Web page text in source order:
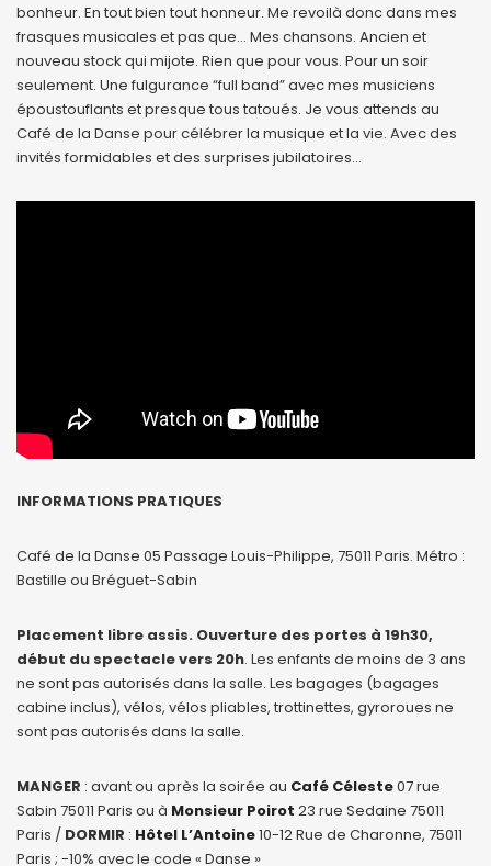
bonheur. En tout bien tout honneur. Me revoilà donc dans mes
frasques musicales et pas que… Mes chansons. Ancien et
nouveau stock qui mijote. Rien que pour vous. Pour un soir
seulement. Une fulgurance “full band” avec mes musiciens
époustouflants et presque tous tatoués. Je vous attends au
Café de la Danse pour célébrer la musique et la vie. Avec des
invités formidables et des surprises jubilatoires…
INFORMATIONS PRATIQUES
Café de la Danse 05 Passage Louis-Philippe, 75011 Paris. Métro :
Bastille ou Bréguet-Sabin
Placement libre assis. Ouverture des portes à 19h30,
début du spectacle vers 20h. Les enfants de moins de 3 ans
ne sont pas autorisés dans la salle. Les bagages (bagages
cabine inclus), vélos, vélos pliables, trottinettes, gyroroues ne
sont pas autorisés dans la salle.
MANGER : avant ou après la soirée au Café Céleste07 rue
Sabin 75011 Paris ou à Monsieur Poirot 23 rue Sedaine 75011
Paris / DORMIR : Hôtel L’Antoine10-12 Rue de Charonne, 75011
Paris ; -10% avec le code « Danse »